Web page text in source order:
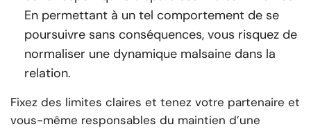
En permettant à un tel comportement de se
poursuivre sans conséquences, vous risquez de
normaliser une dynamique malsaine dans la
relation.
Fixez des limites claires et tenez votre partenaire et
vous-même responsables du maintien d’une